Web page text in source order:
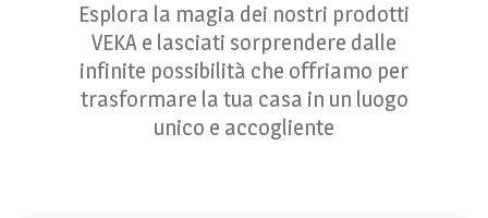
Esplora la magia dei nostri prodotti
VEKA e lasciati sorprendere dalle
infinite possibilità che offriamo per
trasformare la tua casa in un luogo
unico e accogliente